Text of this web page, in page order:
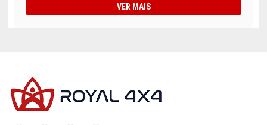
VER MAIS